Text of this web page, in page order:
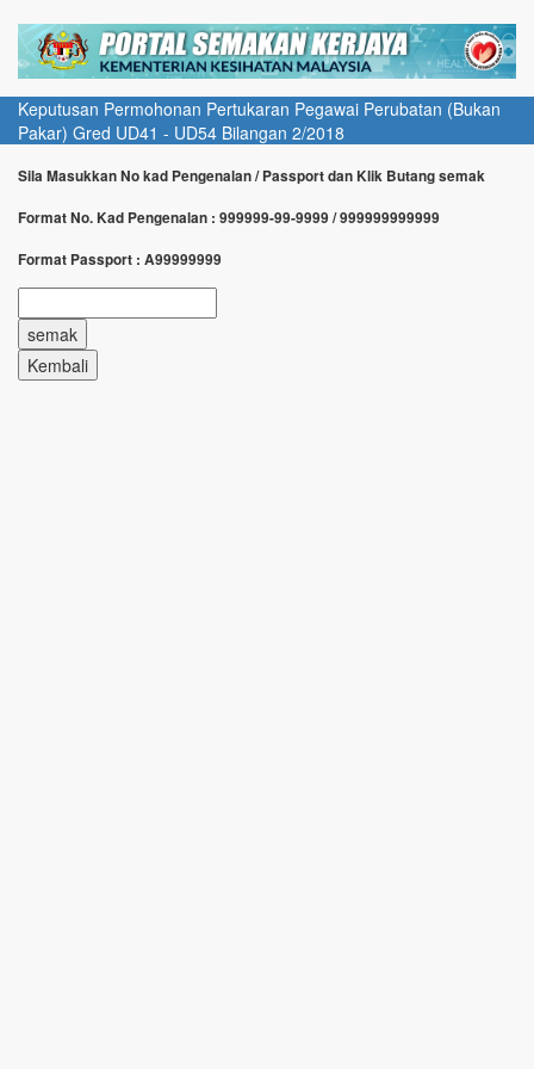
Keputusan Permohonan Pertukaran Pegawai Perubatan (Bukan
Pakar) Gred UD41 - UD54 Bilangan 2/2018
Sila Masukkan No kad Pengenalan / Passport dan Klik Butang semak
Format No. Kad Pengenalan : 999999-99-9999 / 999999999999
Format Passport : A99999999